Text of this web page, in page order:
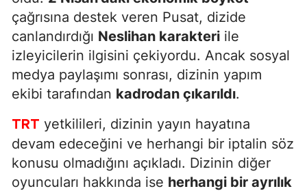
çağrısına destek veren Pusat, dizide
canlandırdığı Neslihan karakteri ile
izleyicilerin ilgisini çekiyordu. Ancak sosyal
medya paylaşımı sonrası, dizinin yapım
ekibi tarafından kadrodan çıkarıldı.
TRT yetkilileri, dizinin yayın hayatına
devam edeceğini ve herhangi bir iptalin söz
konusu olmadığını açıkladı. Dizinin diğer
oyuncuları hakkında ise herhangi bir ayrılık